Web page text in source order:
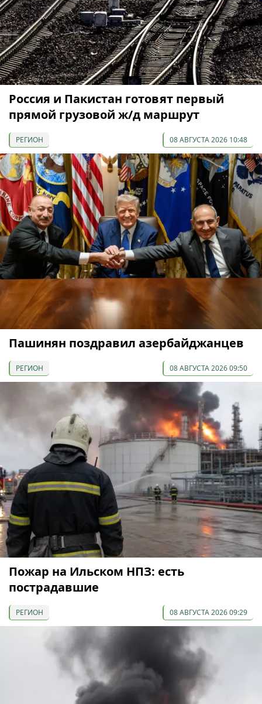
Россия и Пакистан готовят первый
прямой грузовой ж/д маршрут
РЕГИОН 08 АВГУСТА 2026 10:48
Пашинян поздравил азербайджанцев
РЕГИОН 08 АВГУСТА 2026 09:50
Пожар на Ильском НПЗ: есть
пострадавшие
РЕГИОН 08 АВГУСТА 2026 09:29